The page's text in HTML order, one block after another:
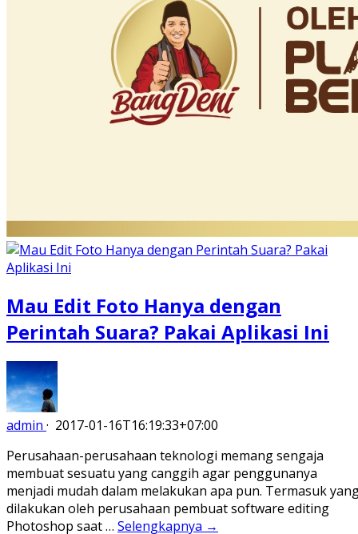
Mau Edit Foto Hanya dengan
Perintah Suara? Pakai Aplikasi Ini
admin · 2017-01-16T16:19:33+07:00
Perusahaan-perusahaan teknologi memang sengaja
membuat sesuatu yang canggih agar penggunanya
menjadi mudah dalam melakukan apa pun. Termasuk
dilakukan oleh perusahaan pembuat software editing
Photoshop saat … Selengkapnya →